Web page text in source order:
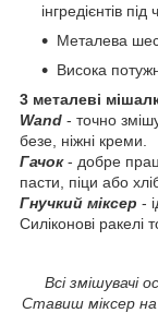
інгредієнтів
Металева
Висока
3 металеві
Wand - точно
безе, ніжні креми.
Гачок- добре
пасти, піци або
Гнучкий міксер -
Силіконові ракелі
Всі змішувачі
Ставиш міксер